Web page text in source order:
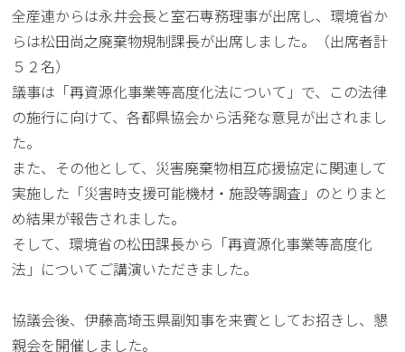
全産連からは永井会長と室石専務理事が出席し、環境省か
らは松田尚之廃棄物規制課長が出席しました。（出席者計
５２名）
議事は「再資源化事業等高度化法について」で、この法律
の施行に向けて、各都県協会から活発な意見が出されまし
た。
また、その他として、災害廃棄物相互応援協定に関連して
実施した「災害時支援可能機材・施設等調査」のとりまと
め結果が報告されました。
そして、環境省の松田課長から「再資源化事業等高度化
法」についてご講演いただきました。
協議会後、伊藤高埼玉県副知事を来賓としてお招きし、懇
親会を開催しました。